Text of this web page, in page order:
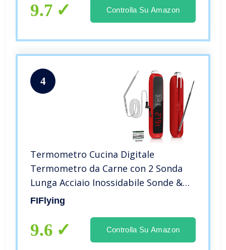
9.7 Controlla Su Amazon
4
Termometro Cucina Digitale
Termometro da Carne con 2 Sonda
Lunga Acciaio Inossidabile Sonde &
Filo Lungo & Magnete Display LCD
Carne, Barbecue, Latte, Olio, Forno
FIFlying
9.6 Controlla Su Amazon